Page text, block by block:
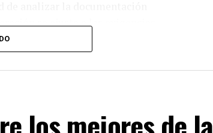
se ajusta a las exigencias
la Dirección General Legal y
que la administración municipal